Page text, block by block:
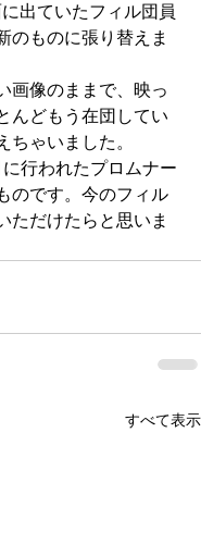
出ていたフィル団員
のものに張り替えま
画像のままで、映っ
んどもう在団してい
ちゃいました。
行われたプロムナー
のです。今のフィル
ただけたらと思いま
すべて表示